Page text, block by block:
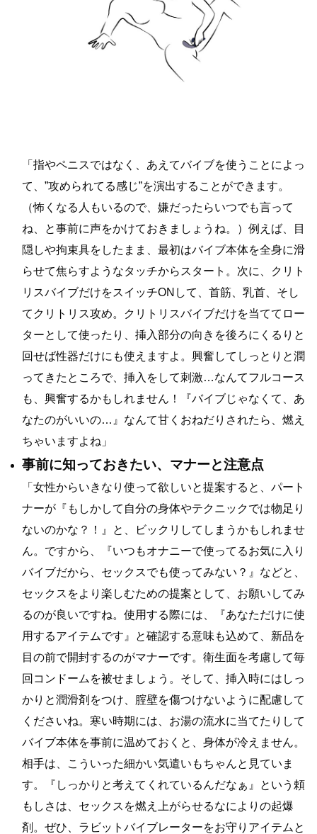
「指やペニスではなく、あえてバイブを使うことによっ
て、”攻められてる感じ”を演出することができます。
（怖くなる人もいるので、嫌だったらいつでも言って
ね、と事前に声をかけておきましょうね。）例えば、目
隠しや拘束具をしたまま、最初はバイブ本体を全身に滑
らせて焦らすようなタッチからスタート。次に、クリト
リスバイブだけをスイッチONして、首筋、乳首、そし
てクリトリス攻め。クリトリスバイブだけを当ててロー
ターとして使ったり、挿入部分の向きを後ろにくるりと
回せば性器だけにも使えますよ。興奮してしっとりと潤
ってきたところで、挿入をして刺激…なんてフルコース
も、興奮するかもしれません！『バイブじゃなくて、あ
なたのがいいの…』なんて甘くおねだりされたら、燃え
ちゃいますよね」
事前に知っておきたい、マナーと注意点
「女性からいきなり使って欲しいと提案すると、パート
ナーが『もしかして自分の身体やテクニックでは物足り
ないのかな？！』と、ビックリしてしまうかもしれませ
ん。ですから、『いつもオナニーで使ってるお気に入り
バイブだから、セックスでも使ってみない？』などと、
セックスをより楽しむための提案として、お願いしてみ
るのが良いですね。使用する際には、『あなただけに使
用するアイテムです』と確認する意味も込めて、新品を
目の前で開封するのがマナーです。衛生面を考慮して毎
回コンドームを被せましょう。そして、挿入時にはしっ
かりと潤滑剤をつけ、腟壁を傷つけないように配慮して
くださいね。寒い時期には、お湯の流水に当てたりして
バイブ本体を事前に温めておくと、身体が冷えません。
相手は、こういった細かい気遣いもちゃんと見ていま
す。『しっかりと考えてくれているんだなぁ』という頼
もしさは、セックスを燃え上がらせるなによりの起爆
剤。ぜひ、ラビットバイブレーターをお守りアイテムと